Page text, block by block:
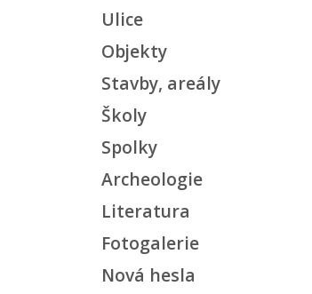
Ulice
Objekty
Stavby, areály
Školy
Spolky
Archeologie
Literatura
Fotogalerie
Nová hesla